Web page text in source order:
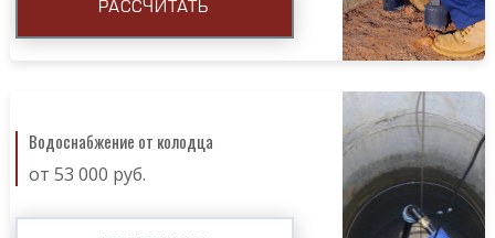
РАССЧИТАТЬ
Водоснабжение от колодца
от 53 000 руб.